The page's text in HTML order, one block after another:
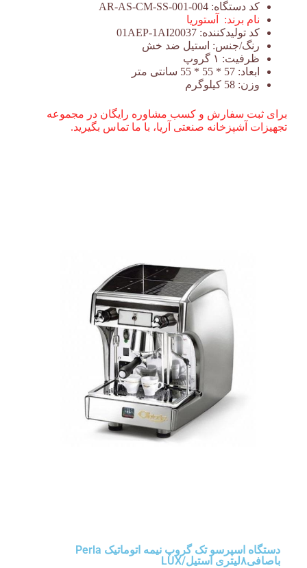
کد دستگاه: AR-AS-CM-SS-001-004
نام برند:
آستوریا
کد تولیدکننده: 01AEP-1AI20037
رنگ/جنس: استیل ضد خش
ظرفیت: ۱ گروپ
ابعاد: 57 * 55 * 55 سانتی متر
وزن: 58 کیلوگرم
برای ثبت سفارش و کسب مشاوره رایگان در مجموعه
تجهیزات آشپزخانه صنعتی آریا، با ما تماس بگیرید.
دستگاه اسپرسو تک گروپ نیمه اتوماتیک Perla
باصافی۸لیتری استیل/LUX